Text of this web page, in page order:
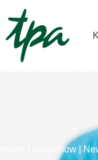
Know-how |